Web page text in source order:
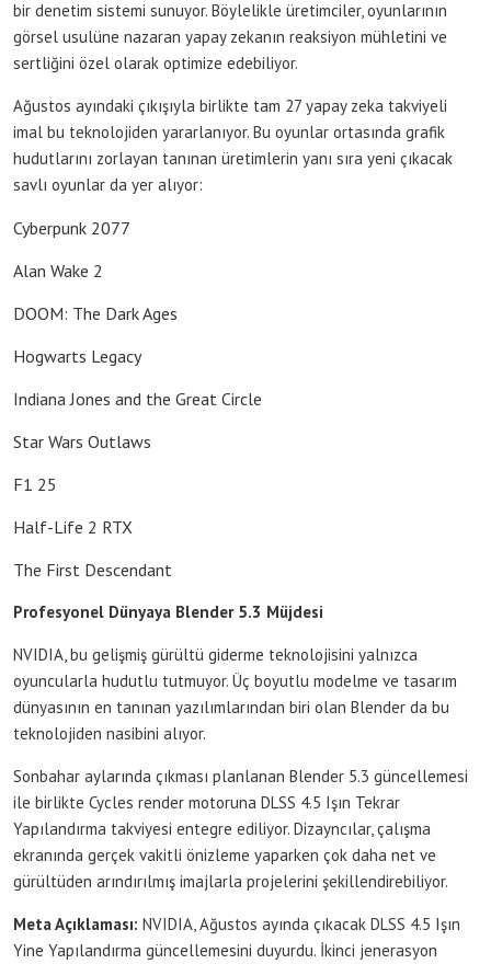
bir denetim sistemi sunuyor. Böylelikle üretimciler, oyunlarının
görsel usulüne nazaran yapay zekanın reaksiyon mühletini ve
sertliğini özel olarak optimize edebiliyor.
Ağustos ayındaki çıkışıyla birlikte tam 27 yapay zeka takviyeli
imal bu teknolojiden yararlanıyor. Bu oyunlar ortasında grafik
hudutlarını zorlayan tanınan üretimlerin yanı sıra yeni çıkacak
savlı oyunlar da yer alıyor:
Cyberpunk 2077
Alan Wake 2
DOOM: The Dark Ages
Hogwarts Legacy
Indiana Jones and the Great Circle
Star Wars Outlaws
F1 25
Half-Life 2 RTX
The First Descendant
Profesyonel Dünyaya Blender 5.3 Müjdesi
NVIDIA, bu gelişmiş gürültü giderme teknolojisini yalnızca
oyuncularla hudutlu tutmuyor. Üç boyutlu modelme ve tasarım
dünyasının en tanınan yazılımlarından biri olan Blender da bu
teknolojiden nasibini alıyor.
Sonbahar aylarında çıkması planlanan Blender 5.3 güncellemesi
ile birlikte Cycles render motoruna DLSS 4.5 Işın Tekrar
Yapılandırma takviyesi entegre ediliyor. Dizayncılar, çalışma
ekranında gerçek vakitli önizleme yaparken çok daha net ve
gürültüden arındırılmış imajlarla projelerini şekillendirebiliyor.
Meta Açıklaması: NVIDIA, Ağustos ayında çıkacak DLSS 4.5 Işın
Yine Yapılandırma güncellemesini duyurdu. İkinci jenerasyon